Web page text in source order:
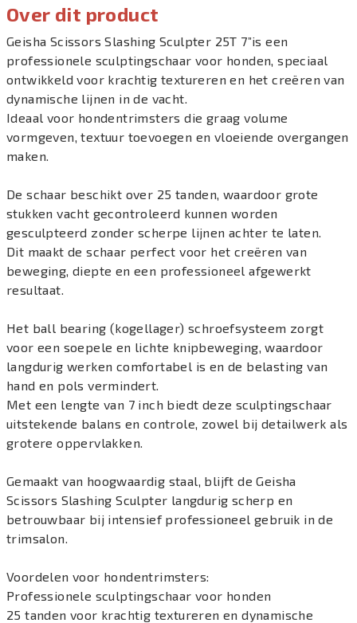
Over dit product
Geisha Scissors Slashing Sculpter 25T 7”is een
professionele sculptingschaar voor honden, speciaal
ontwikkeld voor krachtig textureren en het creëren van
dynamische lijnen in de vacht.
Ideaal voor hondentrimsters die graag volume
vormgeven, textuur toevoegen en vloeiende overgangen
maken.
De schaar beschikt over 25 tanden, waardoor grote
stukken vacht gecontroleerd kunnen worden
gesculpteerd zonder scherpe lijnen achter te laten.
Dit maakt de schaar perfect voor het creëren van
beweging, diepte en een professioneel afgewerkt
resultaat.
Het ball bearing (kogellager) schroefsysteem zorgt
voor een soepele en lichte knipbeweging, waardoor
langdurig werken comfortabel is en de belasting van
hand en pols vermindert.
Met een lengte van 7 inch biedt deze sculptingschaar
uitstekende balans en controle, zowel bij detailwerk als
grotere oppervlakken.
Gemaakt van hoogwaardig staal, blijft de Geisha
Scissors Slashing Sculpter langdurig scherp en
betrouwbaar bij intensief professioneel gebruik in de
trimsalon.
Voordelen voor hondentrimsters:
Professionele sculptingschaar voor honden
25 tanden voor krachtig textureren en dynamische